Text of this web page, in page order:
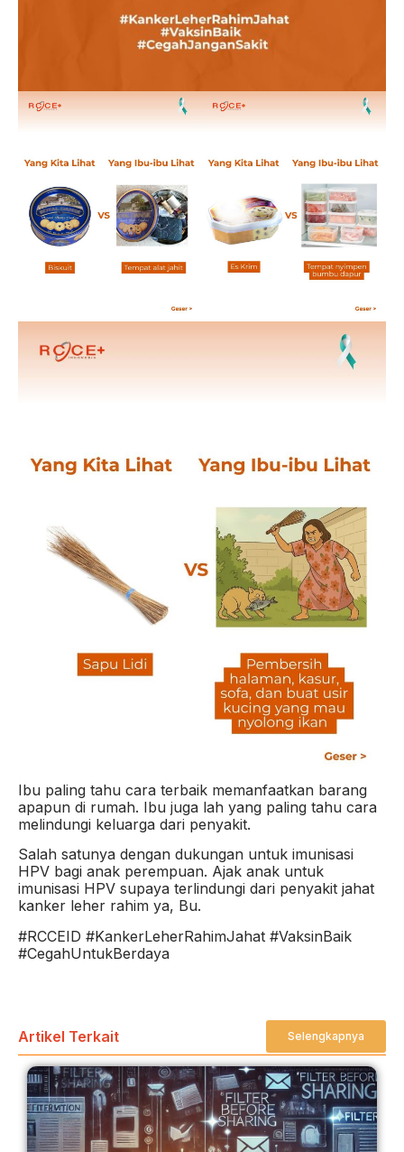
Ibu paling tahu cara terbaik memanfaatkan barang
apapun di rumah. Ibu juga lah yang paling tahu cara
melindungi keluarga dari penyakit.
Salah satunya dengan dukungan untuk imunisasi
HPV bagi anak perempuan. Ajak anak untuk
imunisasi HPV supaya terlindungi dari penyakit jahat
kanker leher rahim ya, Bu.
#RCCEID #KankerLeherRahimJahat #VaksinBaik
#CegahUntukBerdaya
Artikel Terkait Selengkapnya